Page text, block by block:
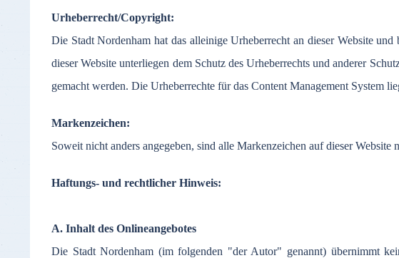
Urheberrecht/Copyright:
Die StadtNordenham hat das alleinige Urheberrecht an dieserWebsite und
dieserWebsiteunterliegen dem SchutzdesUrheberrechts undanderer
gemacht werden. Die Urheberrechte für das Content Management System
Markenzeichen:
Soweit nicht anders angegeben, sind alle Markenzeichen auf dieserWebsite
Haftungs- und rechtlicher Hinweis:
A. Inhalt des Onlineangebotes
Die Stadt Nordenham (im folgenden "der Autor" genannt) übernimmt